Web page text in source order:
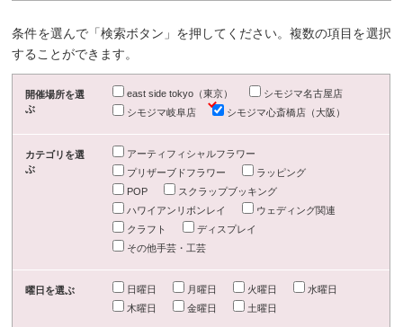
条件を選んで「検索ボタン」を押してください。複数の項目を選択
することができます。
開催場所を選
ぶ
east side tokyo（東京）
シモジマ名古屋店
シモジマ岐阜店
シモジマ心斎橋店（大阪）
カテゴリを選
ぶ
アーティフィシャルフラワー
プリザーブドフラワー
ラッピング
POP
スクラップブッキング
ハワイアンリボンレイ
ウェディング関連
クラフト
ディスプレイ
その他手芸・工芸
曜日を選ぶ 日曜日 月曜日 火曜日
水曜日
木曜日
金曜日 土曜日